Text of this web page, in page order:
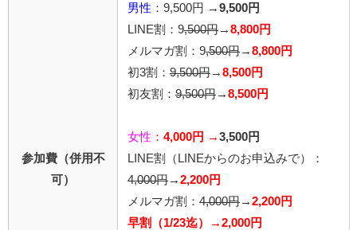
参加費（併用不
可）
男性 ：9,500円 → 9,500円
LINE割：9,500円 → 8,800円
メルマガ割：9,500円 → 8,800円
初3割： 9,500円 → 8,500円
初友割： 9,500円 → 8,500円
女性 ： 4,000円 → 3,500円
LINE割
（LINEからのお申込みで）
：
4,000円 → 2,200円
メルマガ割： 4,000円 → 2,200円
早割（1/23迄）→2,000円